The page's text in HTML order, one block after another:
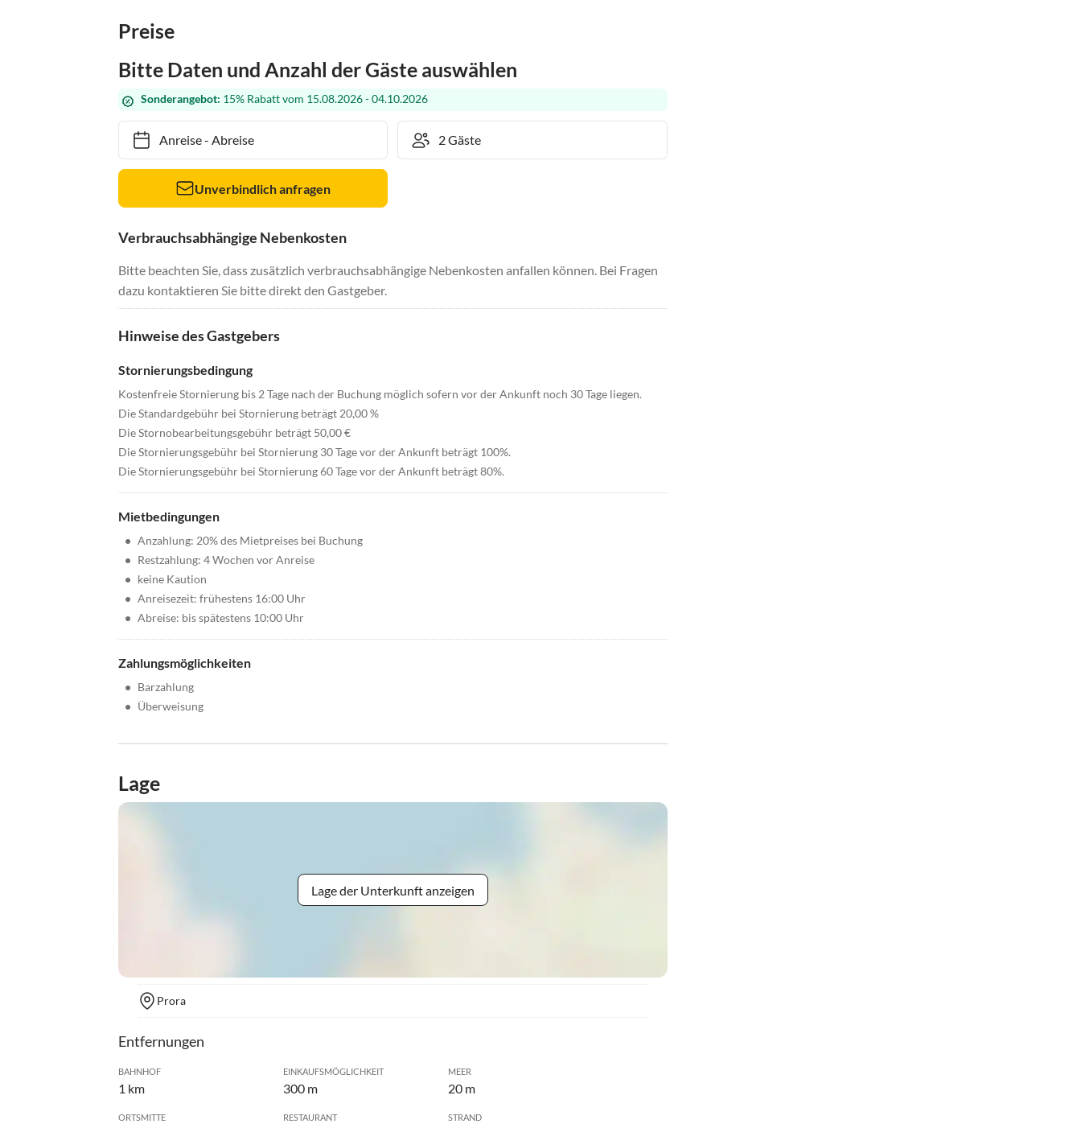
Preise
Bitte Daten und Anzahl der Gäste auswählen
Sonderangebot: 15% Rabatt vom 15.08.2026 - 04.10.2026
Anreise- Abreise
Unverbindlich anfragen
Verbrauchsabhängige Nebenkosten
Bitte beachten Sie, dass zusätzlich verbrauchsabhängige Nebenkosten anfallen können. Bei Fragen
dazu kontaktieren Sie bitte direkt den Gastgeber.
Hinweise des Gastgebers
Stornierungsbedingung
Kostenfreie Stornierung bis 2 Tage nach der Buchung möglich sofern vor der Ankunft noch 30 Tage liegen.
Die Standardgebühr bei Stornierung beträgt 20,00 %
Die Stornobearbeitungsgebühr beträgt 50,00 €
Die Stornierungsgebühr bei Stornierung 30 Tage vor der Ankunft beträgt 100%.
Die Stornierungsgebühr bei Stornierung 60 Tage vor der Ankunft beträgt 80%.
Mietbedingungen
• Anzahlung: 20% des Mietpreises bei Buchung
• Restzahlung: 4 Wochen vor Anreise
• keine Kaution
• Anreisezeit: frühestens 16:00 Uhr
• Abreise: bis spätestens 10:00 Uhr
Zahlungsmöglichkeiten
• Barzahlung
• Überweisung
Lage
Lage der Unterkunft anzeigen
Prora
Entfernungen
BAHNHOF
1 km
EINKAUFSMÖGLICHKEIT
300 m
MEER
20 m
ORTSMITTE RESTAURANT STRAND